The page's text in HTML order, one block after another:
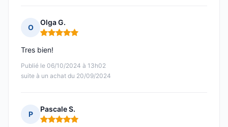
O
Olga G.
Note : 5 sur 5
Publié le 06/10/2024 à 13h02
suite à un achat du 20/09/2024
Tres bien!
P
Pascale S.
Note : 5 sur 5